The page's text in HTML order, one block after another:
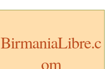
BirmaniaLibre.c
om